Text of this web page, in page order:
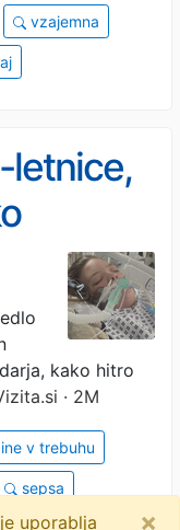
vzajemna
letnice,
kako hitro
· 2M
v trebuhu
sepsa
uporablja ×